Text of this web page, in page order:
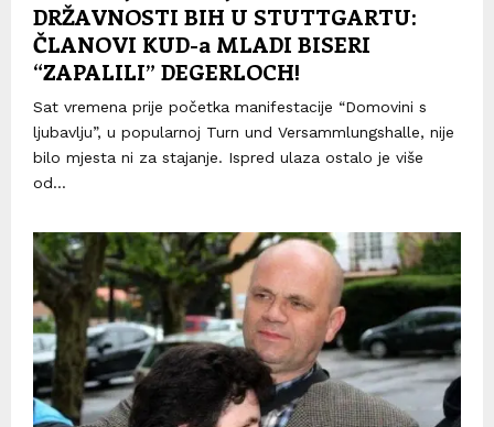
DRŽAVNOSTI BIH U STUTTGARTU:
ČLANOVI KUD-a MLADI BISERI
“ZAPALILI” DEGERLOCH!
Sat vremena prije početka manifestacije “Domovini s
ljubavlju”, u popularnoj Turn und Versammlungshalle, nije
bilo mjesta ni za stajanje. Ispred ulaza ostalo je više
od...